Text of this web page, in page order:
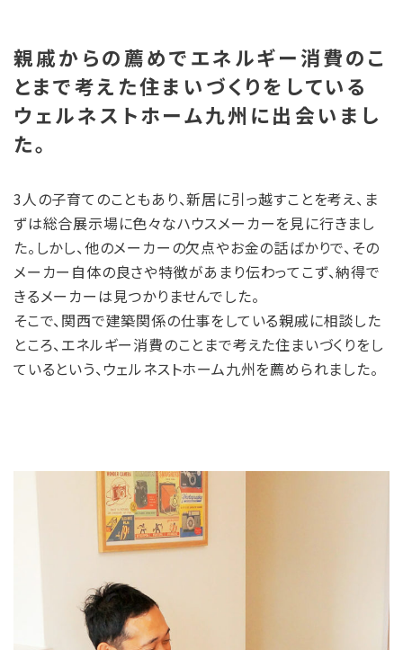
親戚からの薦めでエネルギー消費のこ
とまで考えた住まいづくりをしている
ウェルネストホーム九州に出会いまし
た。
3人の子育てのこともあり、新居に引っ越すことを考え、ま
ずは総合展示場に色々なハウスメーカーを見に行きまし
た。しかし、他のメーカーの欠点やお金の話ばかりで、その
メーカー自体の良さや特徴があまり伝わってこず、納得で
きるメーカーは見つかりませんでした。
そこで、関西で建築関係の仕事をしている親戚に相談した
ところ、エネルギー消費のことまで考えた住まいづくりをし
ているという、ウェルネストホーム九州を薦められました。